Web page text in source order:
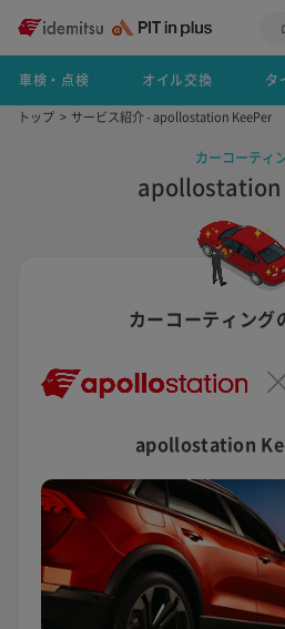
車検・点検 オイル交換 タ
トップ サービス紹介 - apollostation KeePer
カーコーティ
apollostation
カーコーティング
apollostation